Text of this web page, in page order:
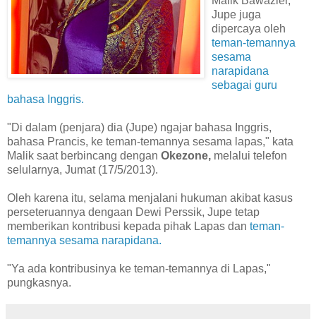
Jupe juga
dipercaya oleh
teman-temannya
sesama
narapidana
sebagai guru
bahasa Inggris.
"Di dalam (penjara) dia (Jupe) ngajar bahasa Inggris,
bahasa Prancis, ke teman-temannya sesama lapas," kata
Malik saat berbincang dengan Okezone, melalui telefon
selularnya, Jumat (17/5/2013).
Oleh karena itu, selama menjalani hukuman akibat kasus
perseteruannya dengaan Dewi Perssik, Jupe tetap
memberikan kontribusi kepada pihak Lapas dan teman-
temannya sesama narapidana.
"Ya ada kontribusinya ke teman-temannya di Lapas,"
pungkasnya.